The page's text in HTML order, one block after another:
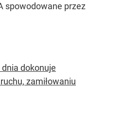
spowodowane przez
dokonuje
zamiłowaniu